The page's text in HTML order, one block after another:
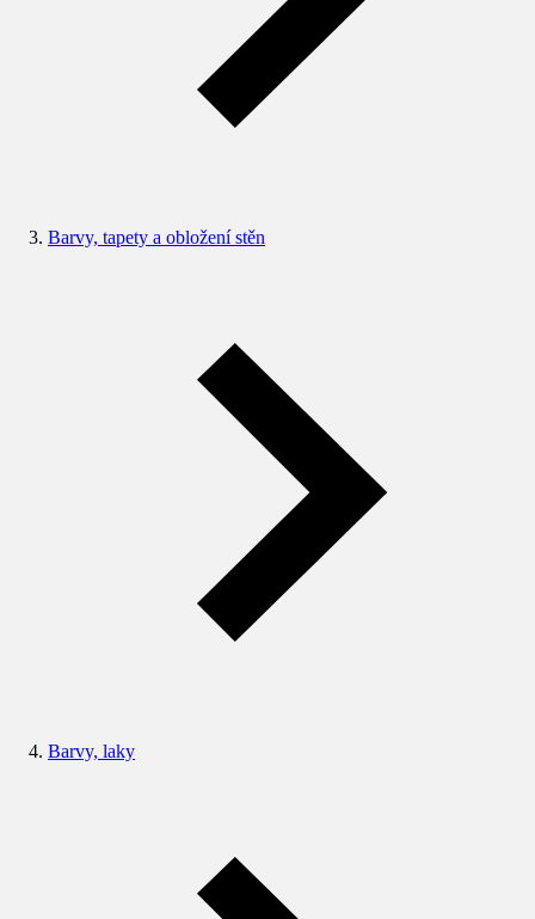
Barvy, tapety a obložení stěn
Barvy, laky